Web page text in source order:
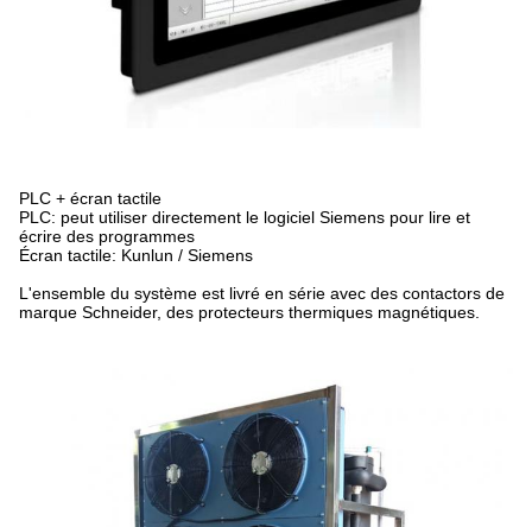
PLC + écran tactile
PLC: peut utiliser directement le logiciel Siemens pour lire et
écrire des programmes
Écran tactile: Kunlun / Siemens
L'ensemble du système est livré en série avec des contactors de
marque Schneider, des protecteurs thermiques magnétiques.